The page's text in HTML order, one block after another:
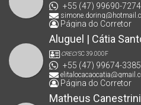
+55 (47) 99690-7274
Página do Corretor
Aluguel | Cátia
CRECISC 39.000F
+55 (47) 99674-3385
Página do Corretor
Matheus Canestrini